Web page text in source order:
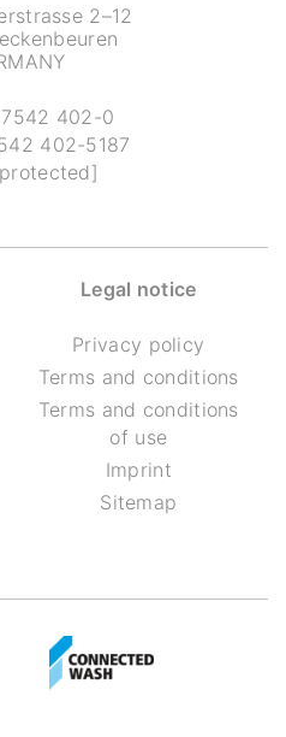
2–12
402-0
402-5187
Legal notice
Privacy policy
Terms and conditions
Terms and conditions
of use
Imprint
Sitemap